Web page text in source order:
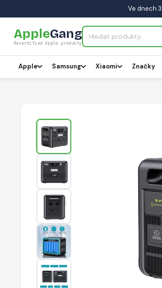
Ve dnech
AppleGang
Recertified Apple produkty
Apple Samsung Xiaomi Značky